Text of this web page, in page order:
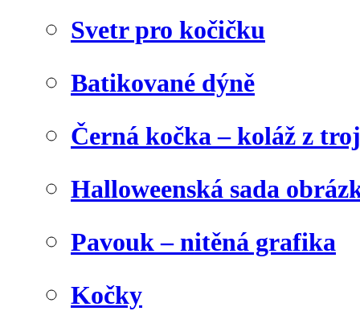
Svetr pro kočičku
Batikované dýně
Černá kočka – koláž z
Halloweenská sada
Pavouk – nitěná grafika
Kočky